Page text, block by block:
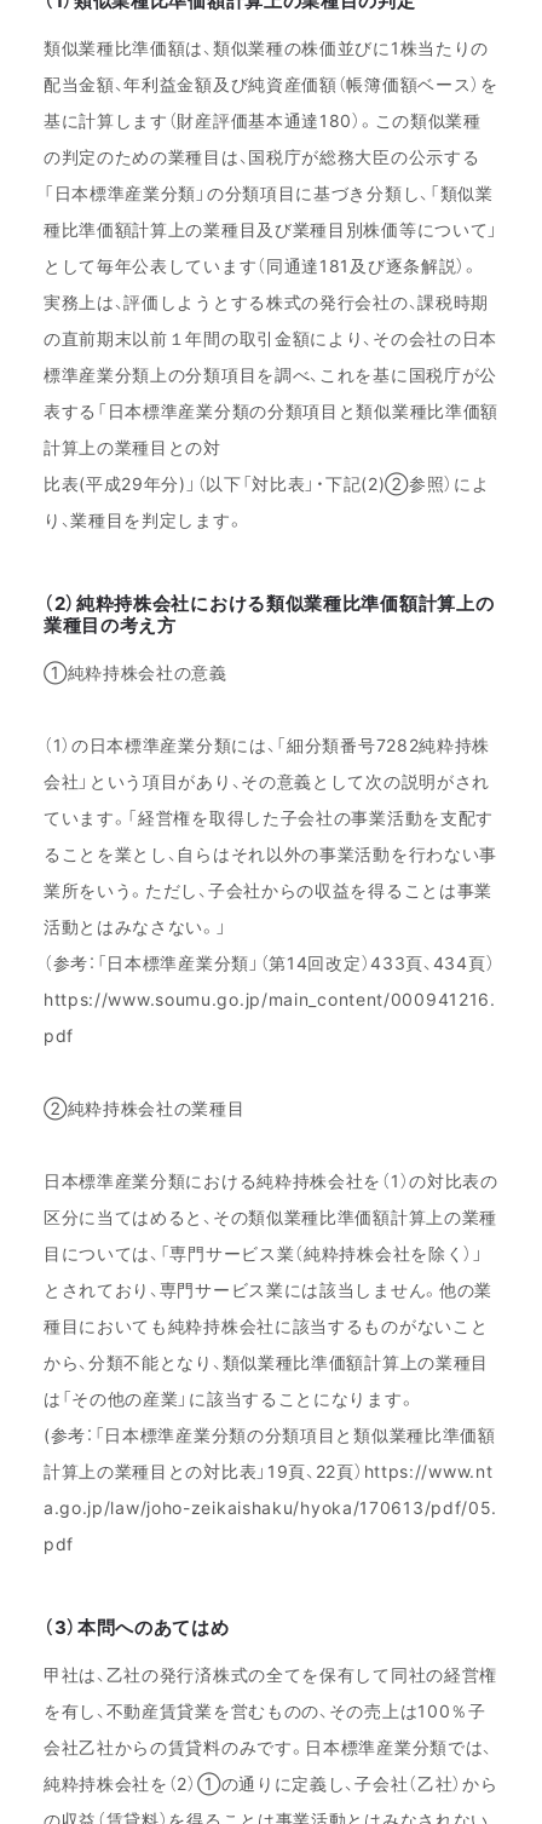
類似業種比準価額は、類似業種の株価並びに1株当たりの
配当金額、年利益金額及び純資産価額（帳簿価額ベース）を
基に計算します（財産評価基本通達180）。この類似業種
の判定のための業種目は、国税庁が総務大臣の公示する
「日本標準産業分類」の分類項目に基づき分類し、「類似業
種比準価額計算上の業種目及び業種目別株価等について」
として毎年公表しています（同通達181及び逐条解説）。
実務上は、評価しようとする株式の発行会社の、課税時期
の直前期末以前１年間の取引金額により、その会社の日本
標準産業分類上の分類項目を調べ、これを基に国税庁が公
表する「日本標準産業分類の分類項目と類似業種比準価額
計算上の業種目との対
比表(平成29年分)」（以下「対比表」・下記(2)②参照）によ
り、業種目を判定します。
（2）純粋持株会社における類似業種比準価額計算上の
業種目の考え方
①純粋持株会社の意義
（1）の日本標準産業分類には、「細分類番号7282純粋持株
会社」という項目があり、その意義として次の説明がされ
ています。「経営権を取得した子会社の事業活動を支配す
ることを業とし、自らはそれ以外の事業活動を行わない事
業所をいう。ただし、子会社からの収益を得ることは事業
活動とはみなさない。」
（参考：「日本標準産業分類」（第14回改定）433頁、434頁）
https://www.soumu.go.jp/main_content/000941216.
pdf
②純粋持株会社の業種目
日本標準産業分類における純粋持株会社を（1）の対比表の
区分に当てはめると、その類似業種比準価額計算上の業種
目については、「専門サービス業（純粋持株会社を除く）」
とされており、専門サービス業には該当しません。他の業
種目においても純粋持株会社に該当するものがないこと
から、分類不能となり、類似業種比準価額計算上の業種目
は「その他の産業」に該当することになります。
(参考：「日本標準産業分類の分類項目と類似業種比準価額
計算上の業種目との対比表」19頁、22頁）https://www.nt
a.go.jp/law/joho-zeikaishaku/hyoka/170613/pdf/05.
pdf
（3）本問へのあてはめ
甲社は、乙社の発行済株式の全てを保有して同社の経営権
を有し、不動産賃貸業を営むものの、その売上は100％子
会社乙社からの賃貸料のみです。日本標準産業分類では、
純粋持株会社を（2）①の通りに定義し、子会社（乙社）から
の収益（賃貸料）を得ることは事業活動とはみなされない